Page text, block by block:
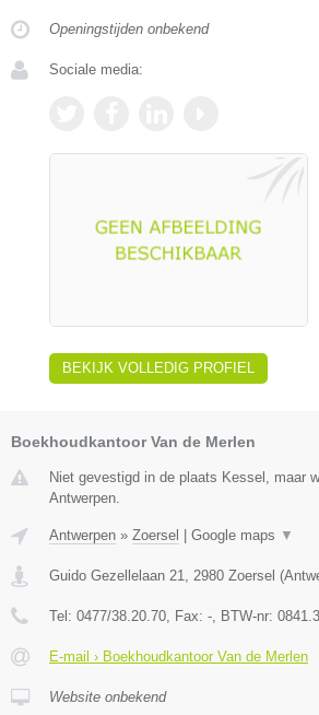
Openingstijden onbekend
Sociale media:
BEKIJK VOLLEDIG PROFIEL
Boekhoudkantoor Van de Merlen
Niet gevestigd in de plaats Kessel, maar
Antwerpen.
Antwerpen » Zoersel Google maps ▼
Guido Gezellelaan 21, 2980 Zoersel (
Tel: 0477/38.20.70, Fax: -, BTW-nr:
E-mail › Boekhoudkantoor Van de Merlen
Website onbekend